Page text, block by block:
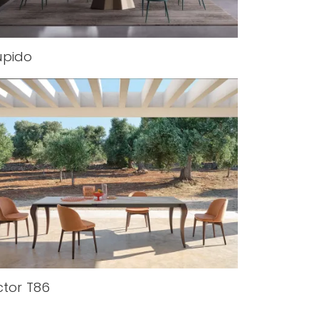
T86